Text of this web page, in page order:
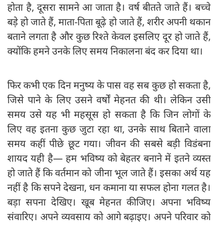
होता है, दूसरा सामने आ जाता है। वर्ष बीतते जाते हैं। बच्चे
बड़े हो जाते हैं, माता-पिता बूढ़े हो जाते हैं, शरीर अपनी थकान
बताने लगता है और कुछ रिश्ते केवल इसलिए दूर हो जाते हैं,
क्योंकि हमने उनके लिए समय निकालना बंद कर दिया था।
फिर कभी एक दिन मनुष्य के पास वह सब कुछ हो सकता है,
जिसे पाने के लिए उसने वर्षों मेहनत की थी। लेकिन उसी
समय उसे यह भी महसूस हो सकता है कि जिन लोगों के
लिए वह इतना कुछ जुटा रहा था, उनके साथ बिताने वाला
समय कहीं पीछे छूट गया। जीवन की सबसे बड़ी विडंबना
शायद यही है— हम भविष्य को बेहतर बनाने में इतने व्यस्त
हो जाते हैं कि वर्तमान को जीना भूल जाते हैं। इसका अर्थ यह
नहीं है कि सपने देखना, धन कमाना या सफल होना गलत है।
बड़ा सपना देखिए। खूब मेहनत कीजिए। अपना भविष्य
संवारिए। अपने व्यवसाय को आगे बढ़ाइए। अपने परिवार को